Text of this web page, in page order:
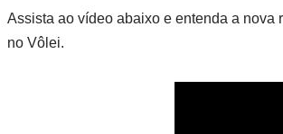
Assista ao vídeo abaixo e entenda a
no Vôlei.